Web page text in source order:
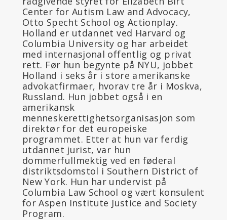
Center for Autism Law and Advocacy,
Otto Specht School og Actionplay.
Holland er utdannet ved Harvard og
Columbia University og har arbeidet
med internasjonal offentlig og privat
rett. Før hun begynte på NYU, jobbet
Holland i seks år i store amerikanske
advokatfirmaer, hvorav tre år i Moskva,
Russland. Hun jobbet også i en
amerikansk
menneskerettighetsorganisasjon som
direktør for det europeiske
programmet. Etter at hun var ferdig
utdannet jurist, var hun
dommerfullmektig ved en føderal
distriktsdomstol i Southern District of
New York. Hun har undervist på
Columbia Law School og vært konsulent
for Aspen Institute Justice and Society
Program.